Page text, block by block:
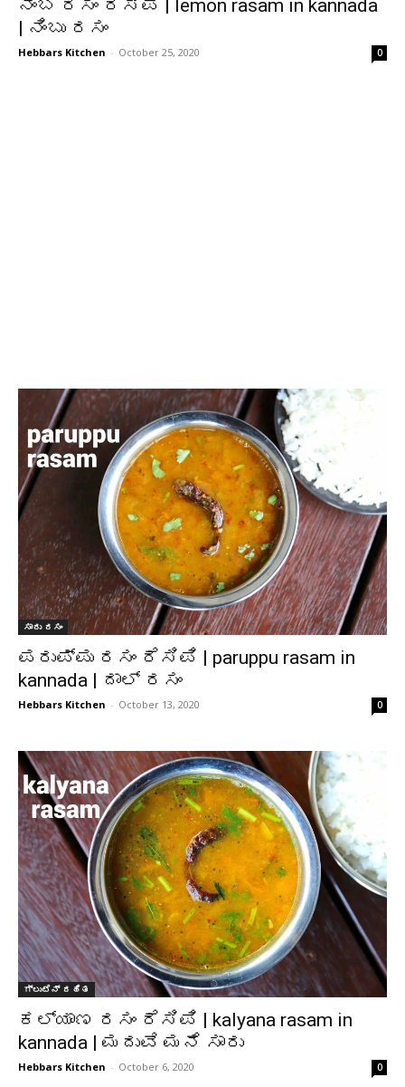
ನಿಂಬೆ ರಸಂ ರೆಸಿಪಿ | lemon rasam in kannada
| ನಿಂಬು ರಸಂ
Hebbars Kitchen - October 25, 2020 0
ಸಾರು ರಸಂ
ಪರುಪ್ಪು ರಸಂ ರೆಸಿಪಿ | paruppu rasam in
kannada | ದಾಲ್ ರಸಂ
Hebbars Kitchen - October 13, 2020 0
ಗ್ಲುಟೆನ್ ರಹಿತ
ಕಲ್ಯಾಣ ರಸಂ ರೆಸಿಪಿ | kalyana rasam in
kannada | ಮದುವೆ ಮನೆ ಸಾರು
Hebbars Kitchen - October 6, 2020 0